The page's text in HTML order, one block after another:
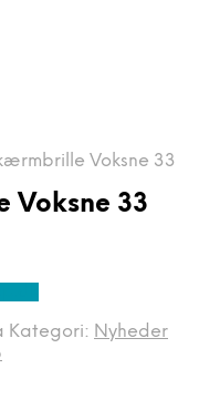
Voksne 33
Voksne 33
Kategori: Nyheder